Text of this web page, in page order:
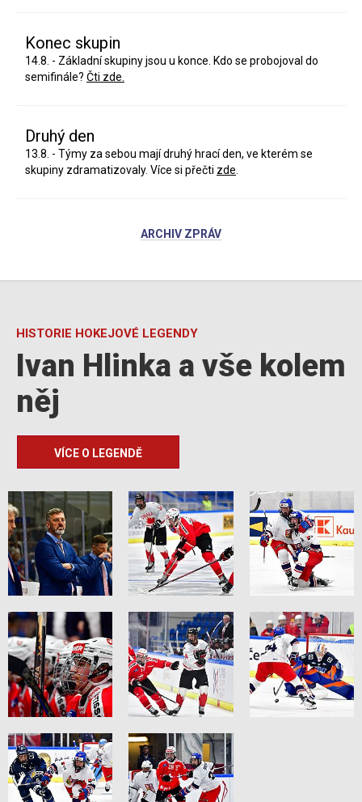
Konec skupin
14.8. - Základní skupiny jsou u konce. Kdo se probojoval do
semifinále? Čti zde.
Druhý den
13.8. - Týmy za sebou mají druhý hrací den, ve kterém se
skupiny zdramatizovaly. Více si přečti zde
ARCHIV ZPRÁV
HISTORIE HOKEJOVÉ LEGENDY
Ivan Hlinka a vše kolem
něj
VÍCE O LEGENDĚ